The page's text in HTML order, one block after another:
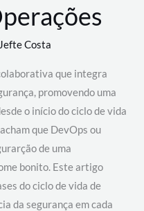
Costa
que integra
promovendo uma
o início do ciclo de vida
que DevOps ou
de uma
bonito. Este artigo
do ciclo de vida de
da segurança em cada